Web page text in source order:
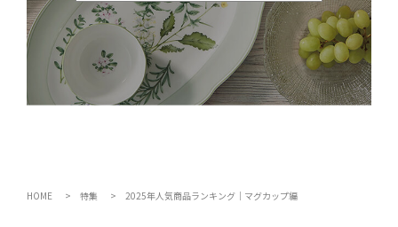
HOME 特集 2025年人気商品ランキング｜マグカップ編